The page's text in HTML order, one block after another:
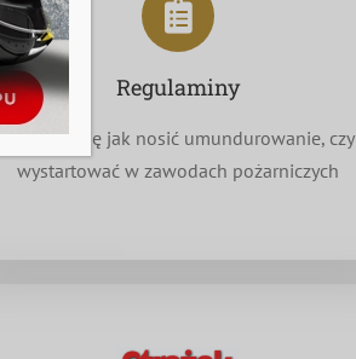
Regulaminy
Dowiedz się jak nosić umundurowanie, czy
wystartować w zawodach pożarniczych